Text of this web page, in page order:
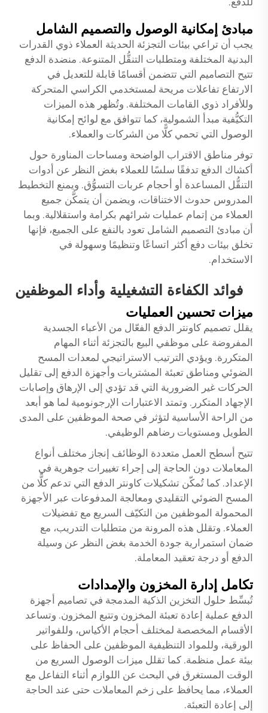
مبادئ إمكانية الوصول والتصميم الشامل
يجب أن تراعي بيئات التجزئة الحديثة العملاء ذوي القدرات
البدنية المختلفة ومتطلبات التنقُّل المتنوعة. منضدة الدفع
تتيح التصاميم التي تتضمن أقسامًا قابلة للتعديل في
الارتفاع تفاعلات مريحة لمستخدمي الكراسي المتحركة
وللأفراد ذوي القامات المختلفة. وتُظهر هذه الميزات
التكيُّفية مبدأ الشمولية، كما تتوافق مع لوائح إمكانية
الوصول التي تحمي كلًّا من الشركات والعملاء.
توفر مناطق الاقتراب الواضحة ومساحات المناورة حول
أكشاك الدفع تدفقًا سلسًا للعملاء بغض النظر عن أدوات
التنقُّل المساعدة أو أحجام عربات التسوُّق. ويمنع التخطيط
المدروس حدوث الاختناقات، ويضمن أن يتمكَّن جميع
العملاء من إتمام عمليات شرائهم بكرامة واستقلالية. وبما
أن مبادئ التصميم الشامل تعود بالنفع على الجميع، فإنها
تخلق بيئات دفع أكثر اتساعًا وتنظيمًا وسهولة في
الاستخدام.
فوائد الكفاءة التشغيلية وأداء الموظفين
ميزات تحسين العمليات
يقلل تصميم كاونتر الدفع الفعّال من الأعباء الجسدية
المفروضة على موظفي البيع بالتجزئة أثناء المهام
المتكررة. ويؤدي الترتيب الاستراتيجي لمعدات المسح
الضوئي ومناطق تعبئة المشتريات وأجهزة الدفع إلى تقليل
الحركات غير الضرورية التي قد تؤدي إلى الإرهاق وإصابات
الإجهاد المتكرر. وتمتد الاعتبارات الإرجونومية لما هو أبعد
من الراحة الأساسية لتؤثر في صحة الموظفين على المدى
الطويل ومستويات رضاهم الوظيفي.
تتيح أسطح العمل متعددة الوظائف إنجاز مختلف أنواع
المعاملات دون الحاجة إلى إجراء تغييرات جوهرية في
الإعداد. كما تُمكّن تشكيلات كاونتر الدفع التي تدعم كلًّا من
المسح الضوئي التقليدي ومعالجة المدفوعات عبر الأجهزة
المحمولة الموظفين من التكيّف السريع مع تفضيلات
العملاء. وتقلل هذه المرونة من متطلبات التدريب، مع
ضمان استمرارية جودة الخدمة بغض النظر عن وسيلة
الدفع أو درجة تعقيد المعاملة.
تكامل إدارة المخزون والإمدادات
تُبسِّط حلول التخزين الذكية المدمجة في تصاميم أجهزة
الدفع عملية إعادة تعبئة المخزون وتتبع المخزون. وتساعد
الأقسام المخصصة لمختلف أحجام الأكياس، وللفواتير
الورقية، وللمواد التنظيفية الموظفين على الحفاظ على
بيئة عمل منظمة. كما تقلل ميزات الوصول السريع من
الوقت المستغرق في البحث عن اللوازم أثناء التفاعل مع
العملاء، مما يحافظ على زخم المعاملات حتى عند الحاجة
إلى إعادة التعبئة.